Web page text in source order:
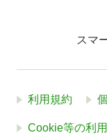
スマ
利用規約
Cookie等の利